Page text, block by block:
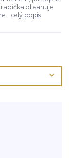
obsahuje
celý popis